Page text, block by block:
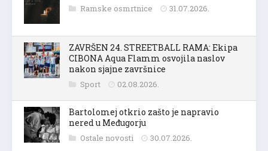
Ramske osmrtnice 31.07.2026.
ZAVRŠEN 24. STREETBALL RAMA: Ekipa
CIBONA Aqua Flamm osvojila naslov
nakon sjajne završnice
Sport 02.08.2026.
Bartolomej otkrio zašto je napravio
nered u Međugorju
Ostale novosti 30.07.2026.